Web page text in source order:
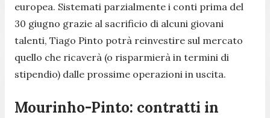
europea. Sistemati parzialmente i conti prima del
30 giugno grazie al sacrificio di alcuni giovani
talenti, Tiago Pinto potrà reinvestire sul mercato
quello che ricaverà (o risparmierà in termini di
stipendio) dalle prossime operazioni in uscita.
Mourinho-Pinto: contratti in